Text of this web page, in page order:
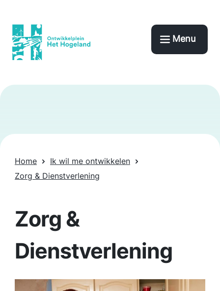
Menu
Home
Ik wil me ontwikkelen
Zorg & Dienstverlening
Zorg &
Dienstverlening